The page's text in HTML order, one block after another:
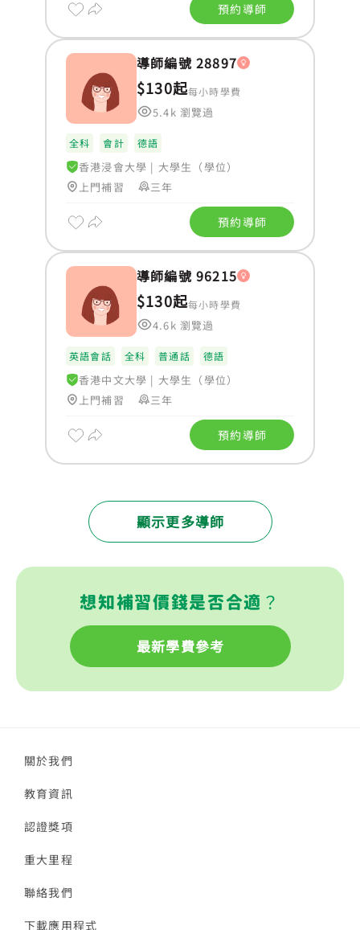
預約導師
導師編號 28897
$130起每小時學費
5.4k 瀏覽過
全科 會計 德語
香港浸會大學 | 大學生（學位）
上門補習
三年
預約導師
導師編號 96215
$130起每小時學費
4.6k 瀏覽過
英語會話 全科 普通話 德語
香港中文大學 | 大學生（學位）
上門補習
三年
預約導師
顯示更多導師
想知補習價錢是否合適？
最新學費參考
關於我們
教育資訊
認證獎項
重大里程
聯絡我們
下載應用程式